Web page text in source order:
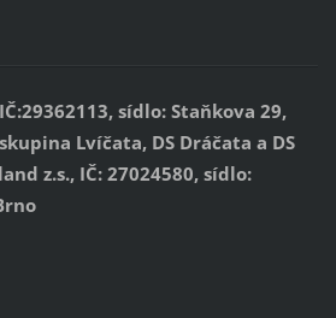
sídlo: Staňkova 29,
Lvíčata, DS Dráčata a DS
z.s., IČ: 27024580, sídlo: